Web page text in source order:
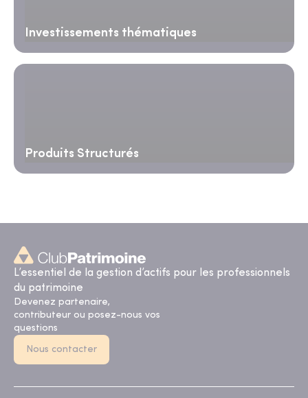
Investissements thématiques
Produits Structurés
L’essentiel de la gestion d’actifs pour les professionnels
du patrimoine
Devenez partenaire,
contributeur ou posez-nous vos
questions
Nous contacter